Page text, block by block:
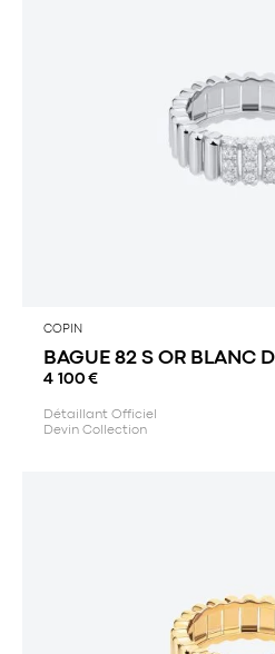
COPIN
BAGUE 82 S OR BLANC
4 100 €
Détaillant Officiel
Devin Collection